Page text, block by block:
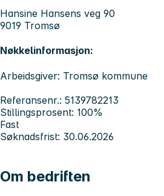
Hansine Hansens veg 90
9019 Tromsø
Nøkkelinformasjon:
Arbeidsgiver: Tromsø kommune
Referansenr.: 5139782213
Stillingsprosent: 100%
Fast
Søknadsfrist: 30.06.2026
Om bedriften